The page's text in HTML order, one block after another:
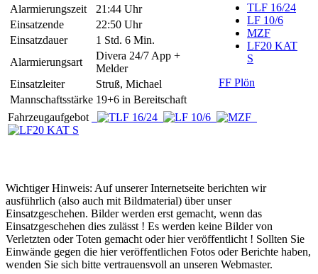
Alarmierungszeit
21:44 Uhr
Einsatzende
22:50 Uhr
Einsatzdauer
1 Std. 6 Min.
Alarmierungsart
Divera 24/7 App +
Melder
Einsatzleiter
Struß, Michael
Mannschaftsstärke 19+6 in Bereitschaft
TLF 16/24
LF 10/6
MZF
LF20 KAT
S
FF Plön
Fahrzeugaufgebot
Wichtiger Hinweis: Auf unserer Internetseite berichten wir
ausführlich (also auch mit Bildmaterial) über unser
Einsatzgeschehen. Bilder werden erst gemacht, wenn das
Einsatzgeschehen dies zulässt ! Es werden keine Bilder von
Verletzten oder Toten gemacht oder hier veröffentlicht ! Sollten Sie
Einwände gegen die hier veröffentlichen Fotos oder Berichte haben,
wenden Sie sich bitte vertrauensvoll an unseren Webmaster.